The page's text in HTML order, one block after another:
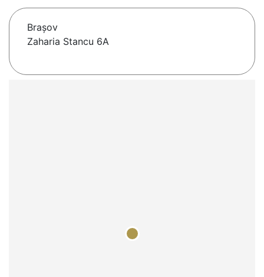
Braşov
Zaharia Stancu 6A